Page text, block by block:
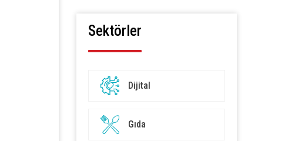
Sektörler
Dijital
Gıda